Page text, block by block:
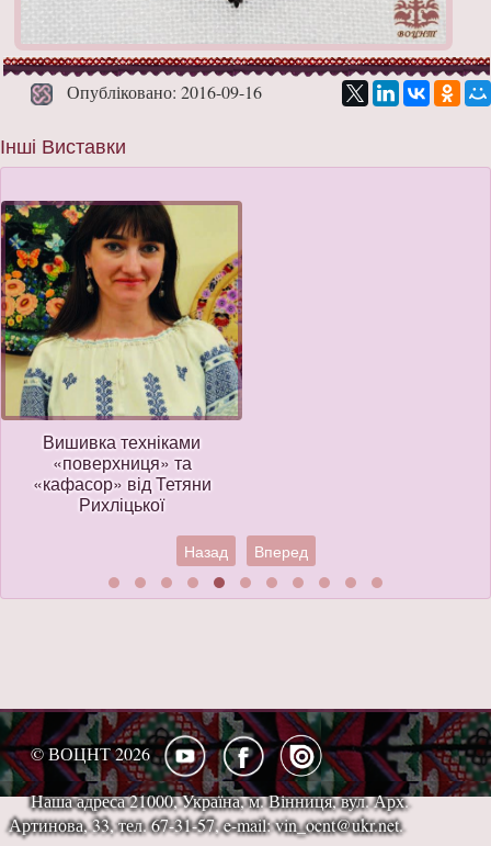
Опубліковано: 2016-09-16
Інші Виставки
Вишивка техніками
«поверхниця» та
«кафасор» від Тетяни
Рихліцької
Назад Вперед
© ВОЦНТ 2026
Наша адреса 21000, Україна, м. Вінниця, вул. Арх.
Артинова, 33, тел. 67-31-57, e-mail: vin_ocnt@ukr.net.